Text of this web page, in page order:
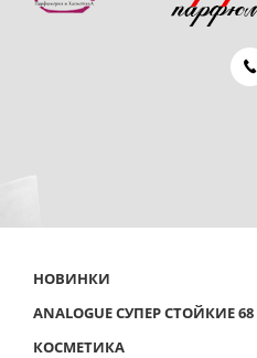
НОВИНКИ
ANALOGUE СУПЕР СТОЙКИЕ 68
КОСМЕТИКА